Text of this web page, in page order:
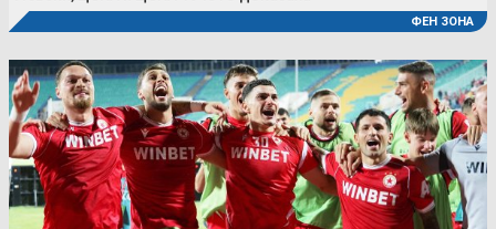
ФЕН ЗОНА